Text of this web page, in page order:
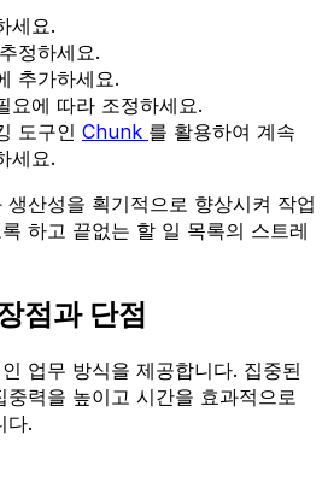
세요.
정하세요.
추가하세요.
요에 따라 조정하세요.
도구인 Chunk 를 활용하여 계속
세요.
산성을 획기적으로 향상시켜 작업
하고 끝없는 할 일 목록의 스트레
점과 단점
업무 방식을 제공합니다. 집중된
력을 높이고 시간을 효과적으로
다.